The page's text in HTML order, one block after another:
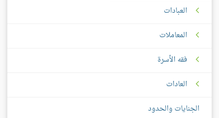
العبادات
المعاملات
فقه الأسرة
العادات
الجنايات والحدود